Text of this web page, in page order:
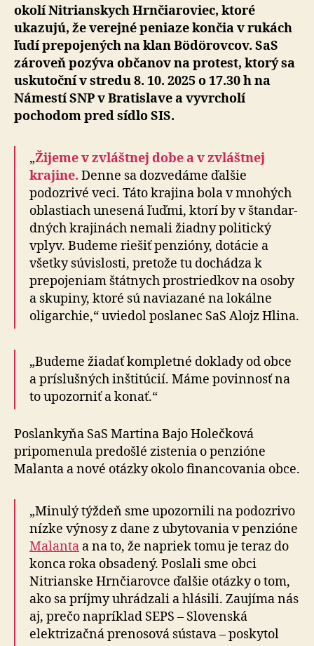
okolí Nitrianskych Hrnčiaroviec, ktoré
ukazujú, že verejné peniaze kon­čia v rukách
ľudí prepojených na klan Bödörovcov. SaS
zároveň pozýva občanov na protest, ktorý sa
uskutoční v stredu 8. 10. 2025 o 17.30 h na
Námestí SNP v Bratislave a vyvrcholí
pochodom pred sídlo SIS.
„Žijeme v zvláštnej dobe a v zvláštnej
krajine. Denne sa dozvedáme ďalšie
podozrivé veci. Táto krajina bola v mnohých
oblastiach unesená ľuďmi, ktorí by v štan­dar­
dných krajinách nemali žiadny politický
vplyv. Budeme riešiť penzióny, dotácie a
všetky súvislosti, pretože tu dochádza k
prepojeniam štátnych prostriedkov na oso­by
a skupiny, ktoré sú naviazané na lokálne
oligarchie,“ uviedol poslanec SaS Alojz Hlina.
„Budeme žiadať kompletné doklady od obce
a prí­sluš­ných inštitúcií. Máme povinnosť na
to upozorniť a ko­nať.“
Poslankyňa SaS Martina Bajo Holečková
pripomenula predošlé zistenia o penzióne
Malanta a nové otázky okolo financovania obce.
„Minulý týždeň sme upozornili na podozrivo
nízke výnosy z dane z ubytovania v penzióne
Malanta a na to, že napriek tomu je teraz do
konca roka obsadený. Poslali sme obci
Nitrianske Hrnčiarovce ďalšie otázky o tom,
ako sa príjmy uhrádzali a hlásili. Zaujíma nás
aj, prečo napríklad SEPS – Slovenská
elektrizačná pre­no­so­vá sústava – poskytol